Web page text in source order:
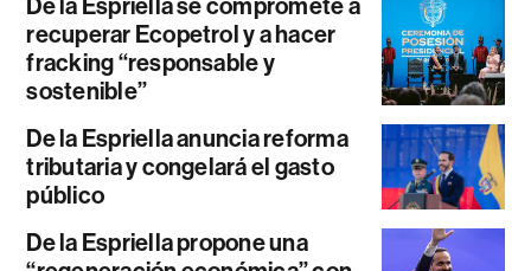
recuperar Ecopetrol y a hacer
fracking “responsable y
sostenible”
De la Espriella anuncia reforma
tributaria y congelará el gasto
público
De la Espriella propone una